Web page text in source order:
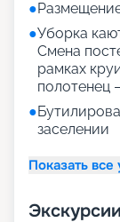
●
●Уборка
Смена
рамках
полотенец
●
заселении
Показать все
Экскурсии